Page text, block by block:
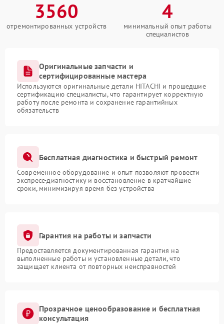
3560
отремонтированных устройств
4
минимальный опыт работы
специалистов
Оригинальные запчасти и
сертифицированные мастера
Используются оригинальные детали HITACHI и прошедшие
сертификацию специалисты, что гарантирует корректную
работу после ремонта и сохранение гарантийных
обязательств
Бесплатная диагностика и быстрый ремонт
Современное оборудование и опыт позволяют провести
экспресс-диагностику и восстановление в кратчайшие
сроки, минимизируя время без устройства
Гарантия на работы и запчасти
Предоставляется документированная гарантия на
выполненные работы и установленные детали, что
защищает клиента от повторных неисправностей
Прозрачное ценообразование и бесплатная
консультация